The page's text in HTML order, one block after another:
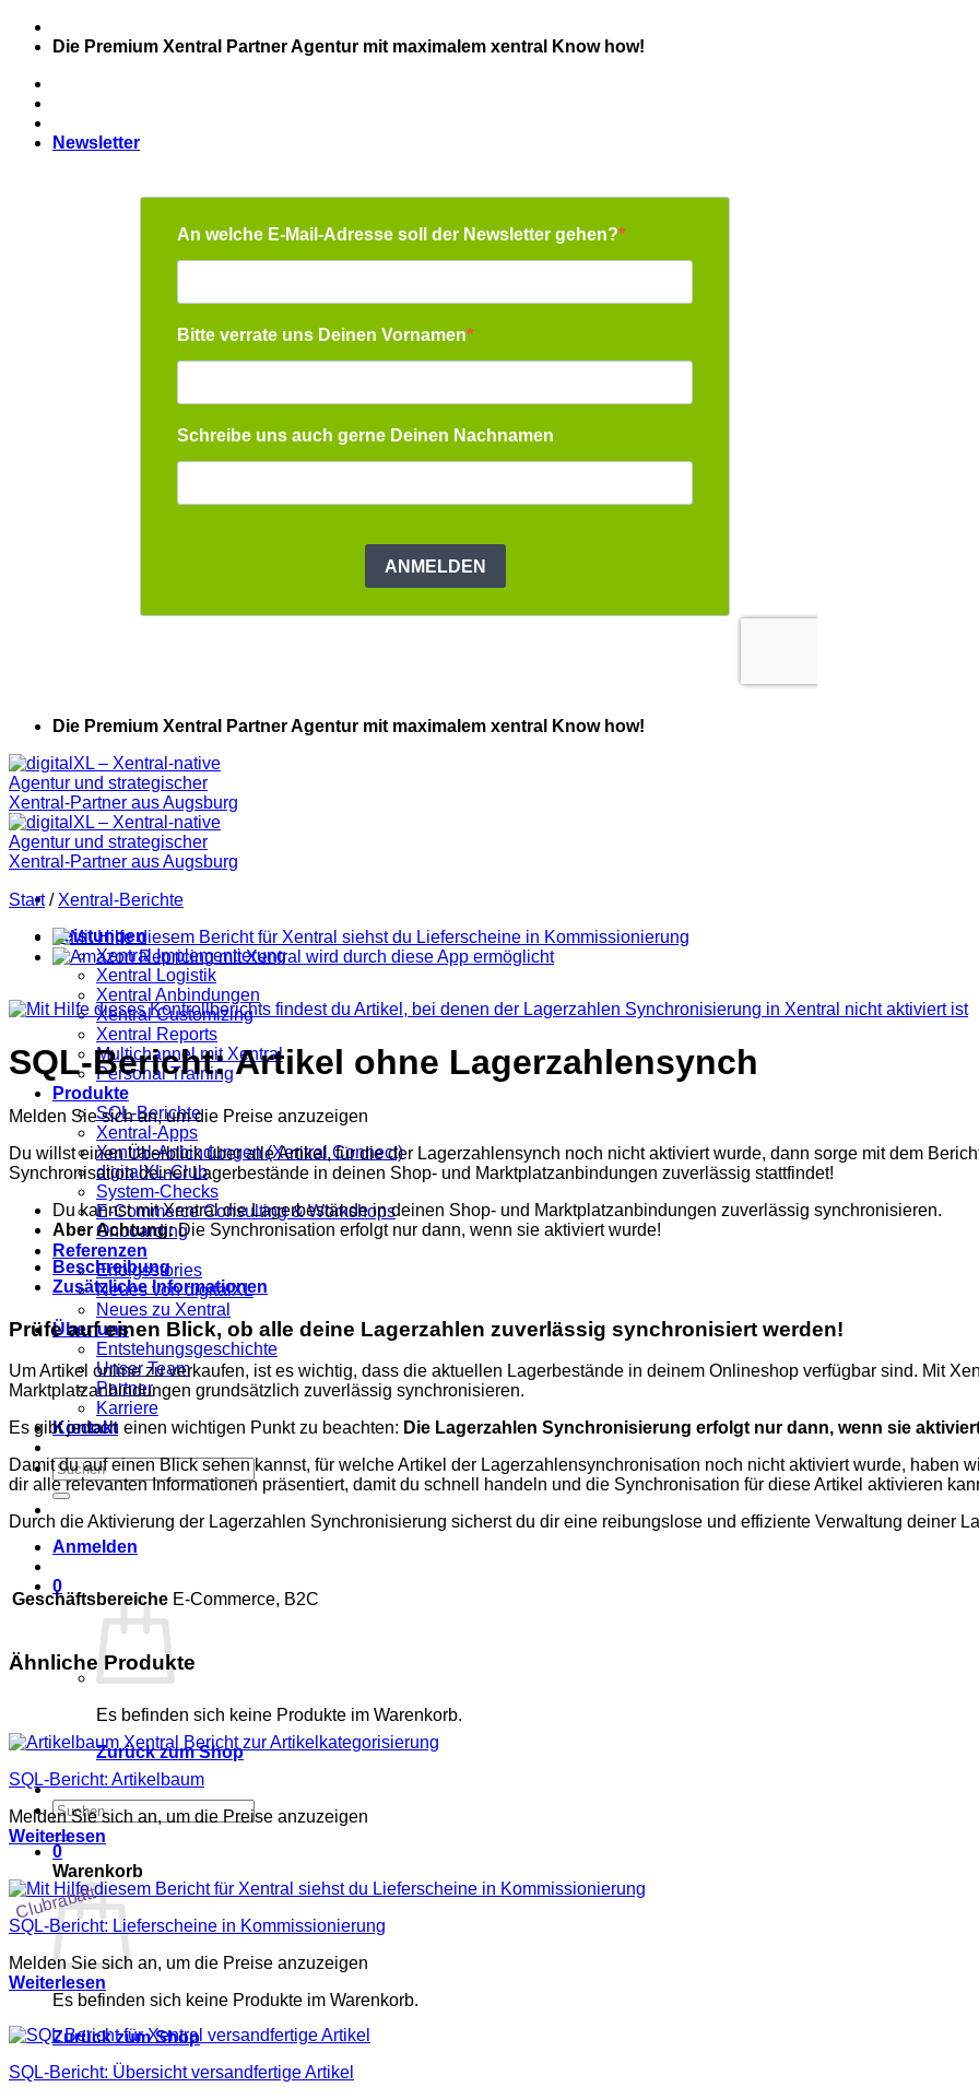
Zum
Inhalt
Die Premium Xentral Partner Agentur mit maximalem xentral Know how!
Newsletter
Die Premium Xentral Partner Agentur mit maximalem xentral Know how!
Leistungen
Xentral Implementierung
Xentral Logistik
Xentral Anbindungen
Xentral Customizing
Xentral Reports
Multichannel mit Xentral
Personal Training
Produkte
SQL-Berichte
Xentral-Apps
Xentral-Anbindungen (Xentral Connect)
digitalXL-Club
System-Checks
E-Commerce Consulting & Workshops
Onboarding
Referenzen
Erfolgsstories
Neues von digitalXL
Neues zu Xentral
Über uns
Entstehungsgeschichte
Unser Team
Partner
Karriere
Kontakt
Suchen
nach:
Anmelden
0
Es befinden sich keine Produkte im Warenkorb.
Zurück zum Shop
Suchen
nach:
0
Warenkorb
Es befinden sich keine Produkte im Warenkorb.
Zurück zum Shop
Start / Xentral-Berichte
SQL-Bericht: Artikel ohne Lagerzahlensynch
Melden Sie sich an, um die Preise anzuzeigen
Du willst einen Überblick über alle Artikel, für die der Lagerzahlensynch noch nicht aktiviert wurde, dann sorge mit dem
Synchronisation deiner Lagerbestände in deinen Shop- und Marktplatzanbindungen zuverlässig stattfindet!
Du kannst mit Xentral die Lagerbestände in deinen Shop- und Marktplatzanbindungen zuverlässig synchronisieren.
Aber Achtung:Die Synchronisation erfolgt nur dann, wenn sie aktiviert wurde!
Beschreibung
Zusätzliche Informationen
Prüfe auf einen Blick, ob alle deine Lagerzahlen zuverlässig synchronisiert werden!
Um Artikel online zu verkaufen, ist es wichtig, dass die aktuellen Lagerbestände in deinem Onlineshop verfügbar sind. Mit
Marktplatzanbindungen grundsätzlich zuverlässig synchronisieren.
Es gibt jedoch einen wichtigen Punkt zu beachten: Die Lagerzahlen Synchronisierung erfolgt nur dann, wenn sie
Damit du auf einen Blick sehen kannst, für welche Artikel der Lagerzahlensynchronisation noch nicht aktiviert wurde, haben
dir alle relevanten Informationen präsentiert, damit du schnell handeln und die Synchronisation für diese Artikel aktivieren
Durch die Aktivierung der Lagerzahlen Synchronisierung sicherst du dir eine reibungslose und effiziente Verwaltung deiner
Geschäftsbereiche E-Commerce, B2C
Ähnliche Produkte
Clubrabatt
SQL-Bericht: Artikelbaum
Melden Sie sich an, um die Preise anzuzeigen
Weiterlesen
SQL-Bericht: Lieferscheine in Kommissionierung
Melden Sie sich an, um die Preise anzuzeigen
Weiterlesen
SQL-Bericht: Übersicht versandfertige Artikel